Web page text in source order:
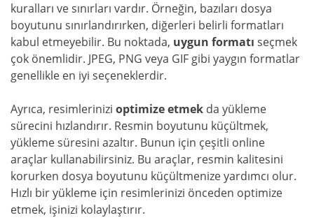
kuralları ve sınırları vardır. Örneğin, bazıları dosya
boyutunu sınırlandırırken, diğerleri belirli formatları
kabul etmeyebilir. Bu noktada, uygun formatı seçmek
çok önemlidir. JPEG, PNG veya GIF gibi yaygın formatlar
genellikle en iyi seçeneklerdir.
Ayrıca, resimlerinizi optimize etmek da yükleme
sürecini hızlandırır. Resmin boyutunu küçültmek,
yükleme süresini azaltır. Bunun için çeşitli online
araçlar kullanabilirsiniz. Bu araçlar, resmin kalitesini
korurken dosya boyutunu küçültmenize yardımcı olur.
Hızlı bir yükleme için resimlerinizi önceden optimize
etmek, işinizi kolaylaştırır.